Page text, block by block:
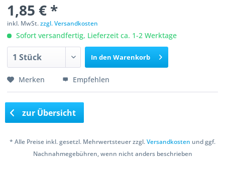
1,85 € *
inkl. MwSt.zzgl. Versandkosten
Sofort versandfertig, Lieferzeit ca. 1-2 Werktage
In den Warenkorb
Merken Empfehlen
zur Übersicht
* Alle Preise inkl. gesetzl. Mehrwertsteuer zzgl.Versandkosten und ggf.
Nachnahmegebühren, wenn nicht anders beschrieben